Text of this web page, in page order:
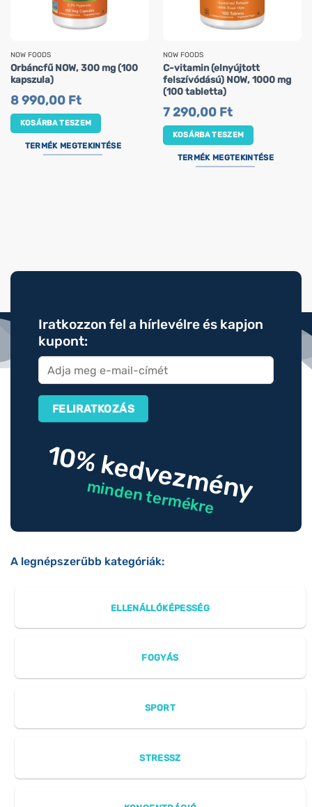
NOW FOODS
Orbáncfű NOW, 300 mg (100
kapszula)
8 990,00 Ft
KOSÁRBA TESZEM
TERMÉK MEGTEKINTÉSE
NOW FOODS
C-vitamin (elnyújtott
felszívódású) NOW, 1000 mg
(100 tabletta)
7 290,00 Ft
KOSÁRBA TESZEM
TERMÉK MEGTEKINTÉSE
Iratkozzon fel a hírlevélre és kapjon
kupont:
10% kedvezmény
minden termékre
A legnépszerűbb kategóriák:
ELLENÁLLÓKÉPESSÉG
FOGYÁS
SPORT
STRESSZ